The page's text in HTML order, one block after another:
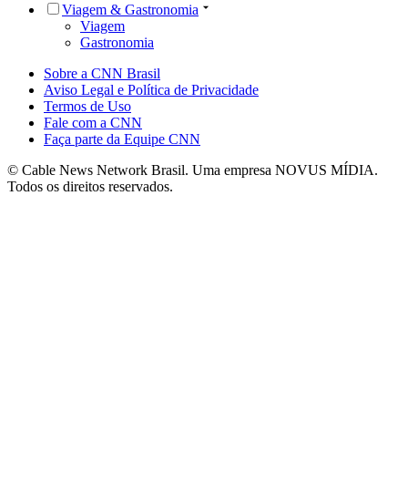
Viagem & Gastronomia
Viagem
Gastronomia
Sobre a CNN Brasil
Aviso Legal e Política de Privacidade
Termos de Uso
Fale com a CNN
Faça parte da Equipe CNN
© Cable News Network Brasil. Uma empresa NOVUS MÍDIA.
Todos os direitos reservados.